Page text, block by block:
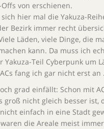
von erschienen.
hier mal die Yakuza-
Bezirk immer recht
Läden, viele Dinge, die
kann. Da muss ich
Yakuza-Teil Cyberpunk um
fang ich gar nicht erst an
grad einfällt: Schon mit
groß nicht gleich besser ist,
einfach in eine Stadt
die Areale meist